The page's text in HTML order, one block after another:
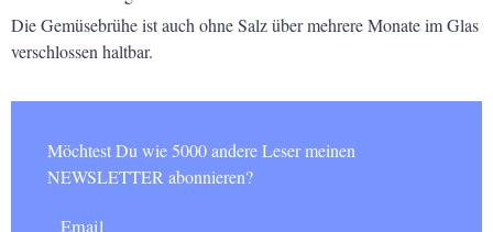
Die Gemüsebrühe ist auch ohne Salz über mehrere Monate im Glas
verschlossen haltbar.
Möchtest Du wie 5000 andere Leser meinen
NEWSLETTER abonnieren?